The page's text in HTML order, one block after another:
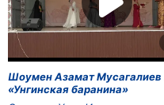
Шоумен Азамат Мусагалиев
«Унгинская баранина»